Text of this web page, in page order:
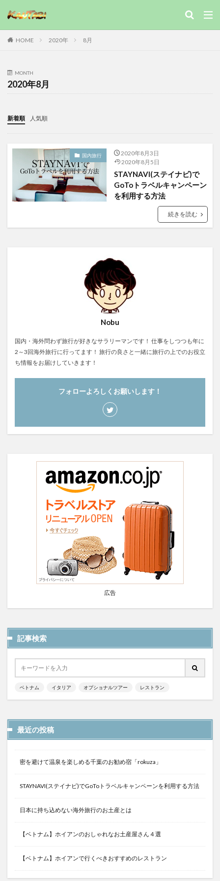
HOME 2020年 8月
MONTH
2020年8月
新着順 人気順
国内旅行
2020年8月3日
2020年8月5日
STAYNAVI(ステイナビ)で
GoToトラベルキャンペーン
を利用する方法
続きを読む
Nobu
国内・海外問わず旅行が好きなサラリーマンです！ 仕事をしつつも年に
2～3回海外旅行に行ってます！ 旅行の良さと一緒に旅行の上でのお役立
ち情報をお届けしていきます！
フォローよろしくお願いします！
広告
記事検索
ベトナム イタリア オプショナルツアー レストラン
最近の投稿
密を避けて温泉を楽しめる千葉のお勧め宿「rokuza」
STAYNAVI(ステイナビ)でGoToトラベルキャンペーンを利用する方法
日本に持ち込めない海外旅行のお土産とは
【ベトナム】ホイアンのおしゃれなお土産屋さん４選
【ベトナム】ホイアンで行くべきおすすめのレストラン